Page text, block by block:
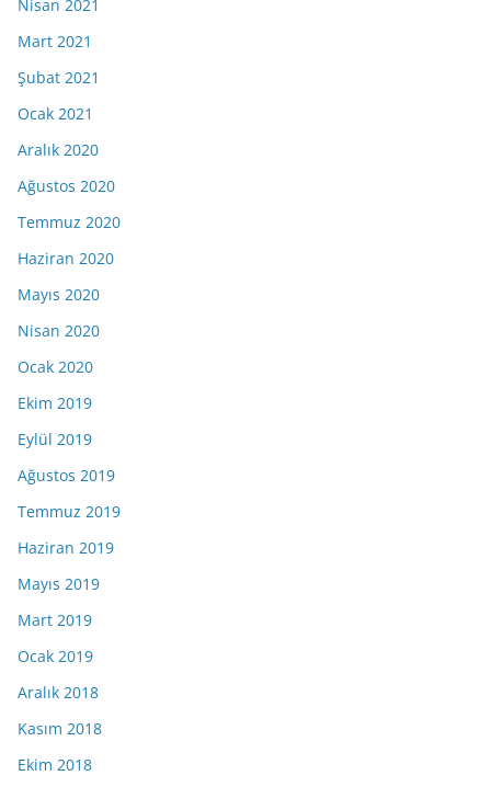
Nisan 2021
Mart 2021
Şubat 2021
Ocak 2021
Aralık 2020
Ağustos 2020
Temmuz 2020
Haziran 2020
Mayıs 2020
Nisan 2020
Ocak 2020
Ekim 2019
Eylül 2019
Ağustos 2019
Temmuz 2019
Haziran 2019
Mayıs 2019
Mart 2019
Ocak 2019
Aralık 2018
Kasım 2018
Ekim 2018